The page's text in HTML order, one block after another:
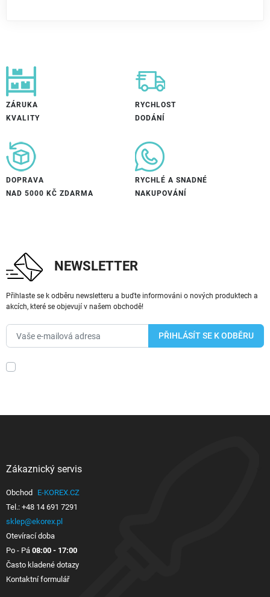
ZÁRUKA
KVALITY
RYCHLOST
DODÁNÍ
DOPRAVA
NAD 5000 KČ ZDARMA
RYCHLÉ A SNADNÉ
NAKUPOVÁNÍ
NEWSLETTER
Přihlaste se k odběru newsletteru a buďte informováni o nových produktech a
akcích, které se objevují v našem obchodě!
Zákaznický servis
Obchod
E-KOREX.CZ
Tel.: +48 14 691 7291
sklep@ekorex.pl
Otevírací doba
Po - Pá 08:00 - 17:00
Často kladené dotazy
Kontaktní formulář